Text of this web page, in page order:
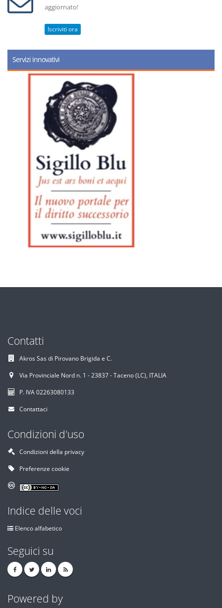
aggiornato!
Iscriviti ora
Servizi innovativi
Contatti
Akros Sas di Pirovano Brigida e C.
Via Provinciale Nord n. 1 - 23837 - Taceno (LC), ITALIA
P. IVA 02263080133
Contattaci
Condizioni d'uso
Condizioni della privacy
Preferenze cookie
Indice delle voci
Elenco alfabetico
Seguici su
Powered by